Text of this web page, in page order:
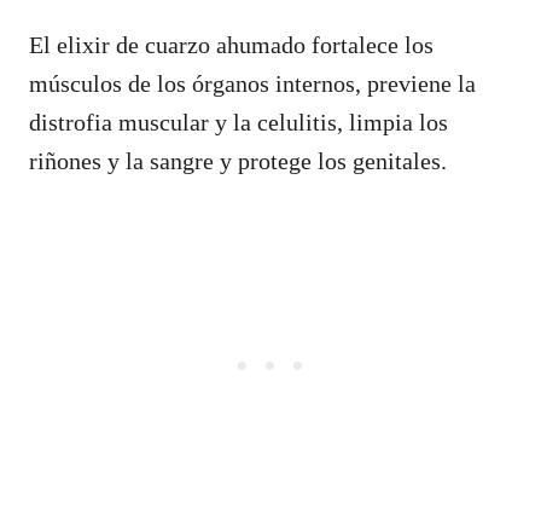
El elixir de cuarzo ahumado fortalece los
músculos de los órganos internos, previene la
distrofia muscular y la celulitis, limpia los
riñones y la sangre y protege los genitales.